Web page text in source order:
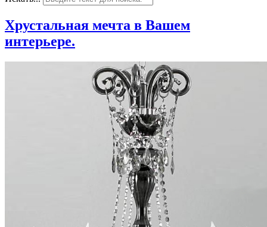
Хрустальная мечта в Вашем
интерьере.